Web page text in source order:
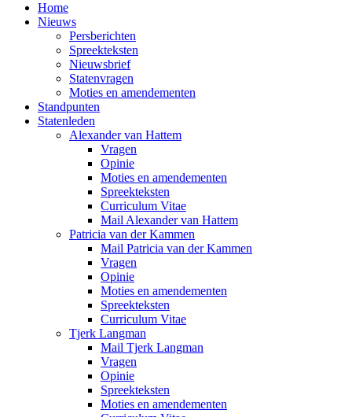
Home
Nieuws
Persberichten
Spreekteksten
Nieuwsbrief
Statenvragen
Moties en amendementen
Standpunten
Statenleden
Alexander van Hattem
Vragen
Opinie
Moties en amendementen
Spreekteksten
Curriculum Vitae
Mail Alexander van Hattem
Patricia van der Kammen
Mail Patricia van der Kammen
Vragen
Opinie
Moties en amendementen
Spreekteksten
Curriculum Vitae
Tjerk Langman
Mail Tjerk Langman
Vragen
Opinie
Spreekteksten
Moties en amendementen